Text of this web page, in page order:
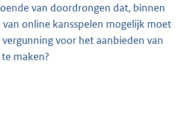
van doordrongen dat, binnen
online kansspelen mogelijk moet
voor het aanbieden van
maken?